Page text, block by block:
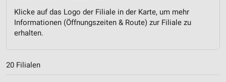
Klicke auf das Logo der Filiale in der Karte, um mehr
Informationen (Öffnungszeiten & Route) zur Filiale zu
erhalten.
20 Filialen